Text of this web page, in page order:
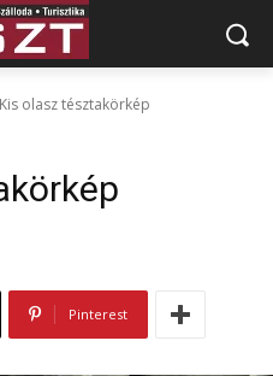
Kis olasz tésztakörkép
Pinterest